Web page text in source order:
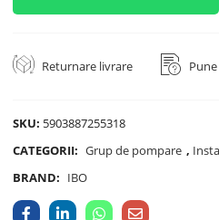
Returnare livrare
SKU: 5903887255318
CATEGORII: Grup de pompare ,
BRAND: IBO